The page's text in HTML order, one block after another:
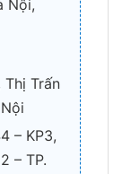
Nội,
Thị Trấn
– KP3,
– TP.